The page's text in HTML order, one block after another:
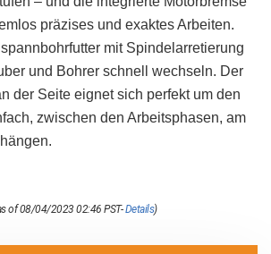
präzises und exaktes Arbeiten.
mit Spindelarretierung
und Bohrer schnell wechseln. Der
der Seite eignet sich perfekt um den
zwischen den Arbeitsphasen, am
of 08/04/2023 02:46 PST-Details)